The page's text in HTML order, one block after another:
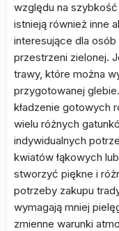
względu na
istnieją również inne
interesujące dla
przestrzeni zielonej.
trawy, które można
przygotowanej
kładzenie gotowych
wielu różnych
indywidualnych
kwiatów łąkowych
stworzyć piękne i
potrzeby zakupu
wymagają mniej
zmienne warunki